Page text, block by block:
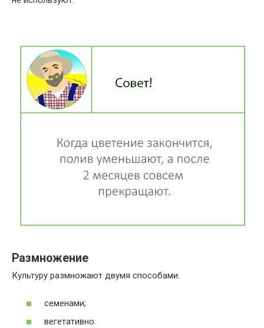
Размножение
Культуру размножают двумя способами:
семенами;
вегетативно.